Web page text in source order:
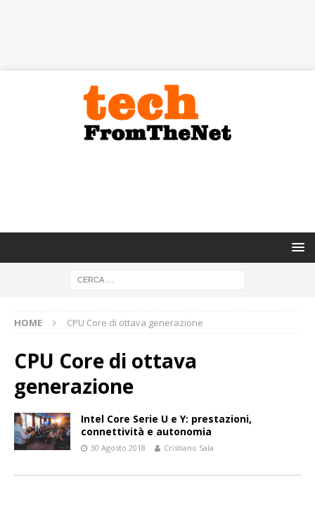
HOME CPU Core di ottava generazione
CPU Core di ottava
generazione
Intel Core Serie U e Y: prestazioni,
connettività e autonomia
30 Agosto 2018 Cristiano Sala